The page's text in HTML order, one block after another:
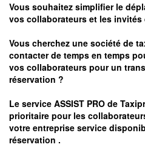
Vous souhaitez simplifier le
vos collaborateurs et les invités
Vous cherchez une société de
contacter de temps en temps
vos collaborateurs pour un
réservation ?
Le service ASSIST PRO de
prioritaire pour les
votre entreprise service
réservation .